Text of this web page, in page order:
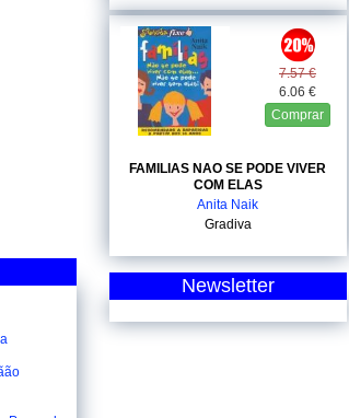
7.57 €
6.06 €
Comprar
FAMILIAS NAO SE PODE VIVER
COM ELAS
Anita Naik
Gradiva
Newsletter